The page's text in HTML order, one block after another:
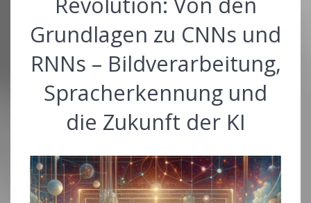
Grundlagen zu CNNs und
RNNs – Bildverarbeitung,
Spracherkennung und
die Zukunft der KI